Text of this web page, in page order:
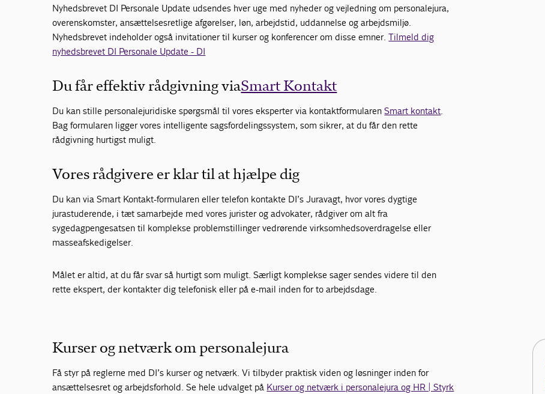
Nyhedsbrevet DI Personale Update udsendes hver uge med nyheder og vejledning om personalejura,
overenskomster, ansættelsesretlige afgørelser, løn, arbejdstid, uddannelse og arbejdsmiljø.
Nyhedsbrevet indeholder også invitationer til kurser og konferencer om disse emner.Tilmeld dig
nyhedsbrevet DI Personale Update - DI
Du får effektiv rådgivning viaSmart Kontakt
Du kan stille personalejuridiske spørgsmål til vores eksperter via kontaktformularenSmart kontakt.
Bag formularen ligger vores intelligente sagsfordelingssystem, som sikrer, at du får den rette
rådgivning hurtigst muligt.
Vores rådgivere er klar til at hjælpe dig
Du kan via Smart Kontakt-formularen eller telefon kontakte DI’s Juravagt, hvor vores dygtige
jurastuderende, i tæt samarbejde med vores jurister og advokater, rådgiver om alt fra
sygedagpengesatsen til komplekse problemstillinger vedrørende virksomhedsoverdragelse eller
masseafskedigelser.
Målet er altid, at du får svar så hurtigt som muligt. Særligt komplekse sager sendes videre til den
rette ekspert, der kontakter dig telefonisk eller på e-mail inden for to arbejdsdage.
Kurser og netværk om personalejura
Få styr på reglerne med DI’s kurser og netværk. Vi tilbyder praktisk viden og løsninger inden for
ansættelsesret og arbejdsforhold. Se hele udvalget på Kurser og netværk i personalejura og HR | Styrk